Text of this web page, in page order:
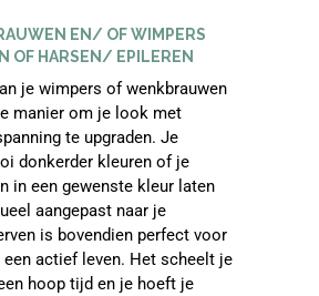
EN/ OF WIMPERS
OF HARSEN/ EPILEREN
je wimpers of wenkbrauwen
manier om je look met
te upgraden. Je
donkerder kleuren of je
in een gewenste kleur laten
aangepast naar je
is bovendien perfect voor
een actief leven. Het scheelt je
hoop tijd en je hoeft je